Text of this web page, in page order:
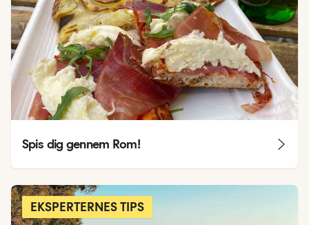
Spis dig gennem Rom!
EKSPERTERNES TIPS